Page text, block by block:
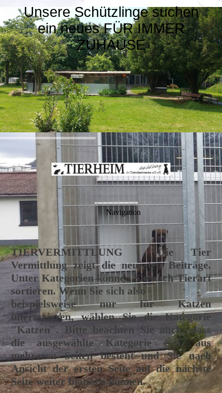
Unsere Schützlinge suchen
ein neues FÜR IMMER
ZUHAUSE
Navigation
TIERVERMITTLUNGDie Tier
Vermittlung zeigt die neuesten Beiträge.
Unter Kategorien können Sie nach Tierart
sortieren. Wenn Sie sich also
beispielsweise nur für Katzen
interessieren, wählen Sie die Kategorie
"Katzen". Bitte beachten Sie auch, dass
die ausgewählte Kategorie evtl. aus
mehreren Seiten besteht und Sie nach
Ansicht der ersten Seite auf die nächste
Seite weiter blättern können.